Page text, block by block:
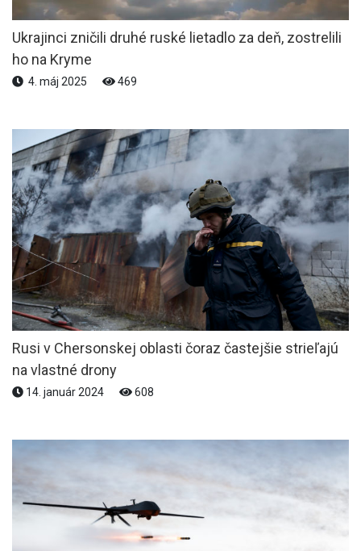
Ukrajinci zničili druhé ruské lietadlo za deň, zostrelili
ho na Kryme
4. máj 2025 469
Rusi v Chersonskej oblasti čoraz častejšie strieľajú
na vlastné drony
14. január 2024 608